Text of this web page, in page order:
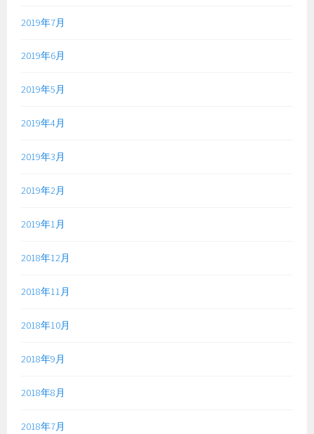
2019年7月
2019年6月
2019年5月
2019年4月
2019年3月
2019年2月
2019年1月
2018年12月
2018年11月
2018年10月
2018年9月
2018年8月
2018年7月